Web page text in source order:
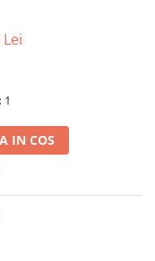
1
IN COS